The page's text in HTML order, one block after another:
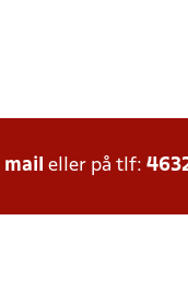
mail eller på tlf: